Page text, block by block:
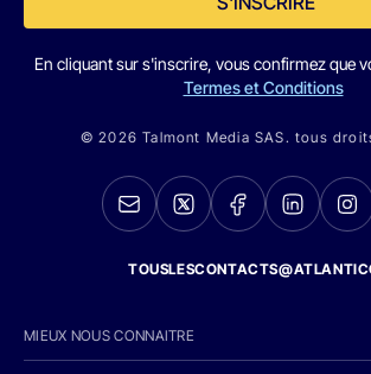
En cliquant sur s'inscrire, vous confirmez que
Termes et Conditions
© 2026 Talmont Media SAS. tous
MIEUX NOUS CONNAITRE